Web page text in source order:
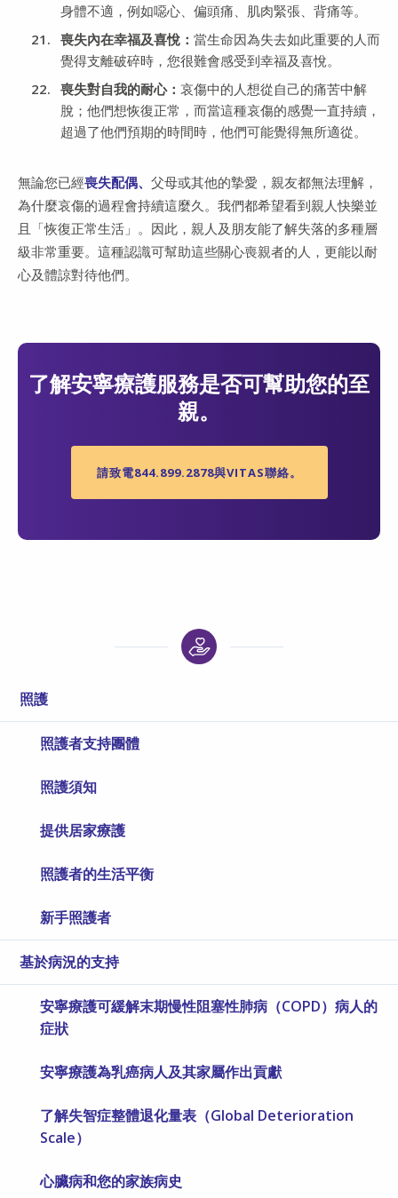
身體不適，例如噁心、偏頭痛、肌肉緊張、背痛等。
喪失內在幸福及喜悅： 當生命因為失去如此重要的人而
覺得支離破碎時，您很難會感受到幸福及喜悅。
喪失對自我的耐心： 哀傷中的人想從自己的痛苦中解
脫；他們想恢復正常，而當這種哀傷的感覺一直持續，
超過了他們預期的時間時，他們可能覺得無所適從。
無論您已經喪失配偶、 父母或其他的摯愛，親友都無法理解，
為什麼哀傷的過程會持續這麼久。我們都希望看到親人快樂並
且「恢復正常生活」。因此，親人及朋友能了解失落的多種層
級非常重要。這種認識可幫助這些關心喪親者的人，更能以耐
心及體諒對待他們。
了解安寧療護服務是否可幫助您的至
親。
請致電844.899.2878與VITAS聯絡。
照護
照護者支持團體
照護須知
提供居家療護
照護者的生活平衡
新手照護者
基於病況的支持
安寧療護可緩解末期慢性阻塞性肺病（COPD）病人的
症狀
安寧療護為乳癌病人及其家屬作出貢獻
了解失智症整體退化量表（Global Deterioration
Scale）
心臟病和您的家族病史